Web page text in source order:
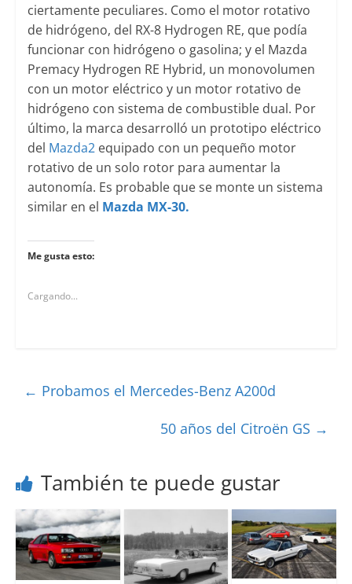
ciertamente peculiares. Como el motor rotativo
de hidrógeno, del RX-8 Hydrogen RE, que podía
funcionar con hidrógeno o gasolina; y el Mazda
Premacy Hydrogen RE Hybrid, un monovolumen
con un motor eléctrico y un motor rotativo de
hidrógeno con sistema de combustible dual. Por
último, la marca desarrolló un prototipo eléctrico
del Mazda2equipado con un pequeño motor
rotativo de un solo rotor para aumentar la
autonomía. Es probable que se monte un sistema
similar en el Mazda MX-30.
Me gusta esto:
Cargando...
← Probamos el Mercedes-Benz A200d
50 años del Citroën GS →
También te puede gustar